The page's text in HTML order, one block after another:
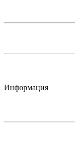
Информация